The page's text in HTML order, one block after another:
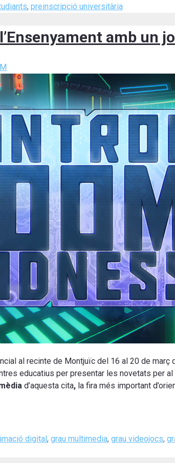
, preinscripció universitària
amb
al recinte de Montjuïc del 16 al 20 de
educatius per presentar les novetats per
d’aquesta cita, la fira més important
digital, grau multimedia, grau videojocs,